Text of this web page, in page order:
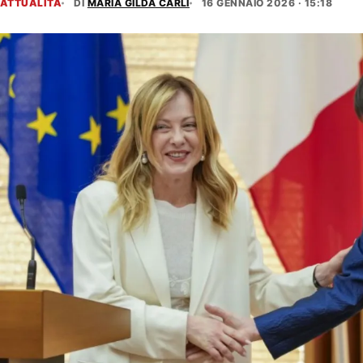
ATTUALITÀ DI MARIA GILDA CARLI 16 GENNAIO 2026 · 15:18